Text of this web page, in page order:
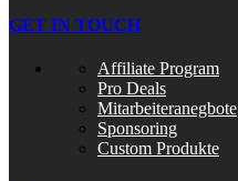
GET IN TOUCH
Affiliate Program
Pro Deals
Mitarbeiteranegbote
Sponsoring
Custom Produkte